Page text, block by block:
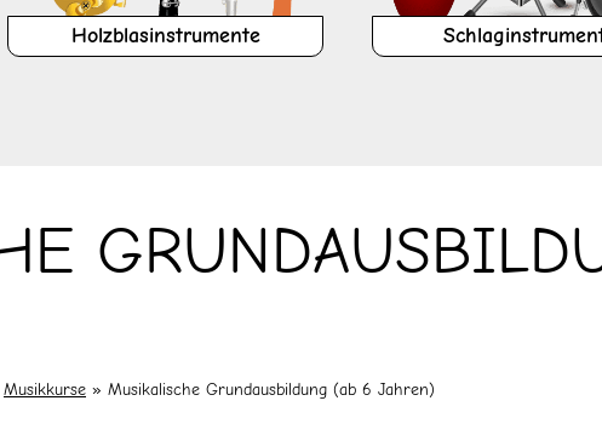
Holzblasinstrumente
Musikkurse » Musikalische Grundausbildung (ab 6 Jahren)